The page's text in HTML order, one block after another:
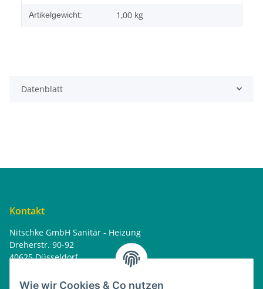
Wie wir Cookies & Co nutzen
Artikelgewicht: 1,00 kg
Datenblatt
Kontakt
Nitschke GmbH Sanitär - Heizung
Dreherstr. 90-92
40625 Düsseldorf
home@nitschkegmbh.de